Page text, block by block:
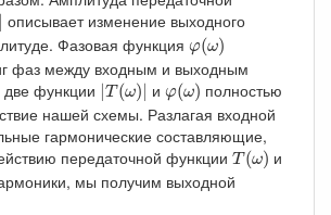
∣∣описывает изменение выходного
Фазовая функция φ(ω)
φ(ω
фаз между входным и выходным
функции ∣T (ω)∣
∣T(ω)∣и φ(ω)
φ(ω)полностью
нашей схемы. Разлагая входной
гармонические составляющие,
передаточной функции T (ω)
T(ω) и
мы получим выходной